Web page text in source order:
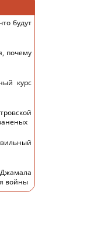
будут
почему
курс
войны